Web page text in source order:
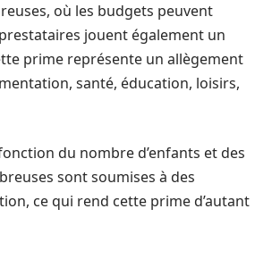
où les budgets peuvent
jouent également un
prime représente un allègement
santé, éducation, loisirs,
du nombre d’enfants et des
sont soumises à des
ce qui rend cette prime d’autant